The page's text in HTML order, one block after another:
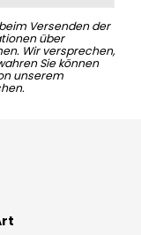
Versenden der
über
Wir versprechen,
Sie können
unserem